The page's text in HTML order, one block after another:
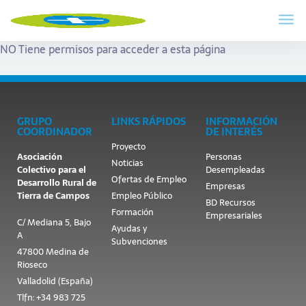
NO Tiene permisos para acceder a esta página
GRUPO
COORDINADOR
Asociación
Colectivo para el
Desarrollo Rural de
Tierra de Campos
C/ Mediana 5, Bajo
A
47800 Medina de
Rioseco
Valladolid (España)
Tlfn: +34 983 725
LINKS RÁPIDOS
Proyecto
Noticias
Ofertas de Empleo
Empleo Público
Formación
Ayudas y
Subvenciones
INFORMACIÓN
DE INTERÉS
Personas
Desempleadas
Empresas
BD Recursos
Empresariales